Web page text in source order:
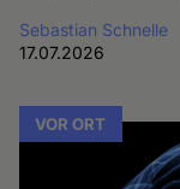
Sebastian Schnelle
17.07.2026
VOR ORT